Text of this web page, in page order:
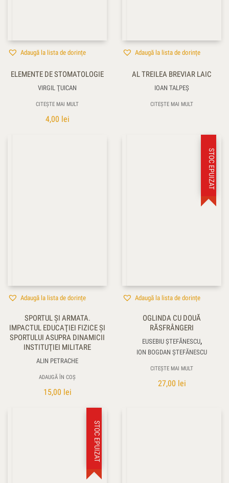
Adaugă la lista de dorințe
ELEMENTE DE STOMATOLOGIE
VIRGIL ŢUICAN
CITEȘTE MAI MULT
4,00 lei
Adaugă la lista de dorințe
AL TREILEA BREVIAR LAIC
IOAN TALPEŞ
CITEȘTE MAI MULT
Adaugă la lista de dorințe
SPORTUL ŞI ARMATA.
IMPACTUL EDUCAŢIEI FIZICE ŞI
SPORTULUI ASUPRA DINAMICII
INSTITUŢIEI MILITARE
ALIN PETRACHE
ADAUGĂ ÎN COȘ
15,00 lei
STOC EPUIZAT
Adaugă la lista de dorințe
OGLINDA CU DOUĂ
RĂSFRÂNGERI
EUSEBIU ȘTEFĂNESCU,
ION BOGDAN ȘTEFĂNESCU
CITEȘTE MAI MULT
27,00 lei
STOC EPUIZAT